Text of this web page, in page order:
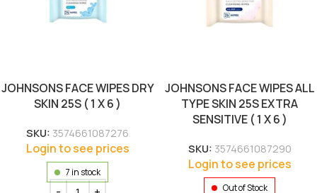
JOHNSONS FACE WIPES DRY
SKIN 25S ( 1 X 6 )
SKU: 3574661087276
Login to see prices
7 in stock
JOHNSONS FACE WIPES ALL
TYPE SKIN 25S EXTRA
SENSITIVE ( 1 X 6 )
SKU: 3574661087290
Login to see prices
Out of Stock